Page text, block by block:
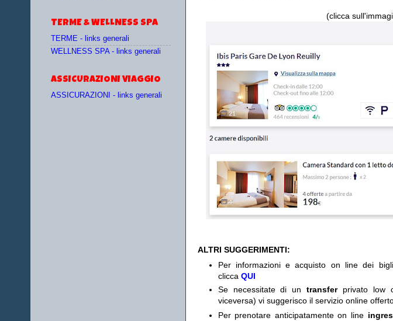
(clicca
ALTRI SUGGERIMENTI:
Per informazioni e acquisto on line dei
clicca QUI
Se necessitate di untransfer privato low
viceversa) vi suggerisco il servizio online
Per prenotare anticipatamente on line
TERME & WELLNESS SPA
TERME - links generali
WELLNESS SPA - links generali
ASSICURAZIONI VIAGGIO
ASSICURAZIONI - links generali